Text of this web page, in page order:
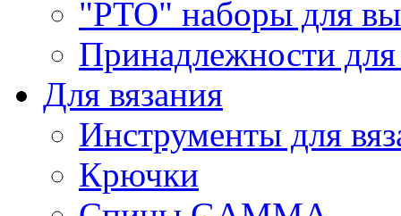
"РТО" наборы для
Принадлежности
Для вязания
Инструменты для
Крючки